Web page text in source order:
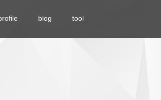
blog tool